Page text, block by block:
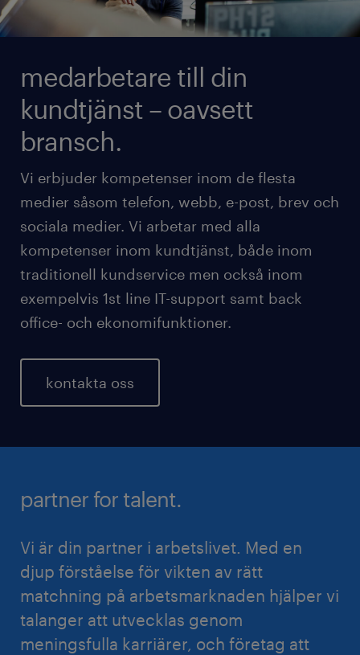
medarbetare till din
kundtjänst – oavsett
bransch.
Vi erbjuder kompetenser inom de flesta
medier såsom telefon, webb, e-post, brev och
sociala medier. Vi arbetar med alla
kompetenser inom kundtjänst, både inom
traditionell kundservice men också inom
exempelvis 1st line IT-support samt back
office- och ekonomifunktioner.
kontakta oss
partner for talent.
Vi är din partner i arbetslivet. Med en
djup förståelse för vikten av rätt
matchning på arbetsmarknaden hjälper vi
talanger att utvecklas genom
meningsfulla karriärer, och företag att